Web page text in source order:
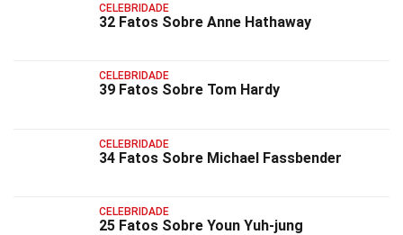
CELEBRIDADE
32 Fatos Sobre Anne Hathaway
CELEBRIDADE
39 Fatos Sobre Tom Hardy
CELEBRIDADE
34 Fatos Sobre Michael Fassbender
CELEBRIDADE
25 Fatos Sobre Youn Yuh-jung